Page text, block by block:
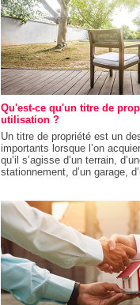
Qu'est-ce qu'un titre de
utilisation ?
Un titre de propriété est un
importants lorsque l’on
qu’il s’agisse d’un terrain,
stationnement, d’un garage,